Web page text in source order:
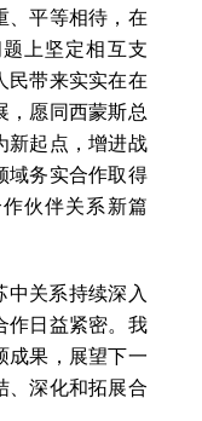
、平等相待，在
上坚定相互支
民带来实实在在
，愿同西蒙斯总
新起点，增进战
域务实合作取得
伙伴关系新篇
中关系持续深入
作日益紧密。我
成果，展望下一
、深化和拓展合